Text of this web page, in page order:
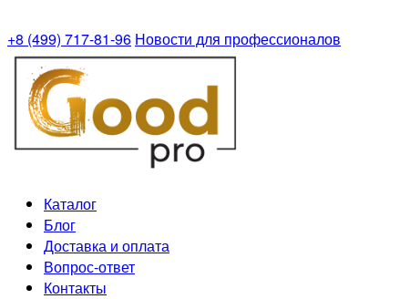
+8 (499) 717-81-96 Новости для профессионалов
Каталог
Блог
Доставка и оплата
Вопрос-ответ
Контакты